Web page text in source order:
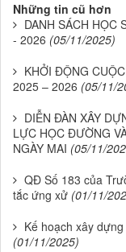
Những tin cũ hơn
DANH SÁCH HỌC
- 2026 (05/11/2025)
KHỞI ĐỘNG
2025 – 2026 (05/11/
DIỄN ĐÀN XÂY
LỰC HỌC ĐƯỜNG
NGÀY MAI (05/11/
QĐ Số 183 của
tắc ứng xử (01/11/
Kế hoạch xây
(01/11/2025)